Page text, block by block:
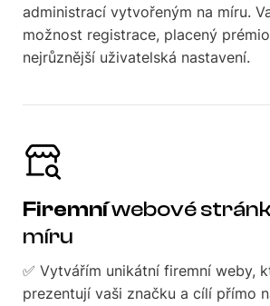
administrací vytvořeným na míru.
možnost registrace, placený
nejrůznější uživatelská nastavení.
Firemníwebové
míru
✅ Vytvářím unikátní firemní weby,
prezentují vaši značku a cílí přímo